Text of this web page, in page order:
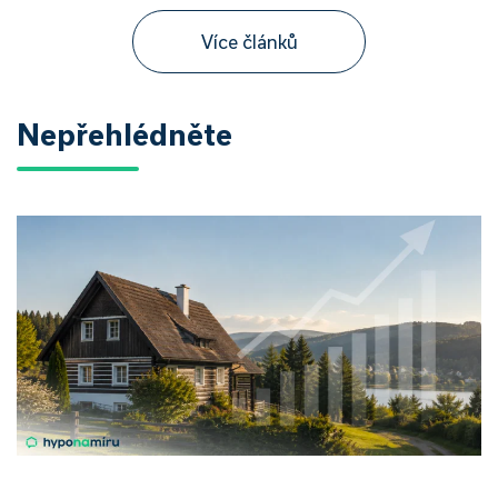
Více článků
Nepřehlédněte